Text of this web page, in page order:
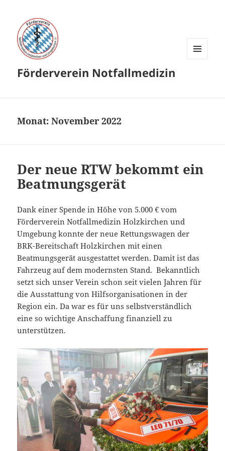
Förderverein Notfallmedizin
Monat:November 2022
Der neue RTW bekommt ein
Beatmungsgerät
Dank einer Spende in Höhe von 5.000 € vom
Förderverein Notfallmedizin Holzkirchen und
Umgebung konnte der neue Rettungswagen der
BRK-Bereitschaft Holzkirchen mit einen
Beatmungsgerät ausgestattet werden. Damit ist das
Fahrzeug auf dem modernsten Stand. Bekanntlich
setzt sich unser Verein schon seit vielen Jahren für
die Ausstattung von Hilfsorganisationen in der
Region ein. Da war es für uns selbstverständlich
eine so wichtige Anschaffung finanziell zu
unterstützen.